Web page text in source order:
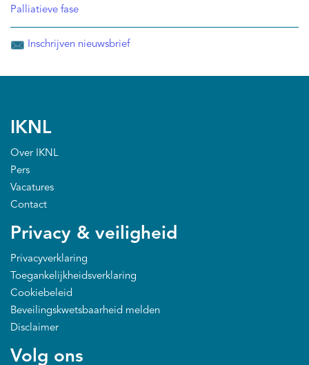
Palliatieve fase
Inschrijven nieuwsbrief
IKNL
Over IKNL
Pers
Vacatures
Contact
Privacy & veiligheid
Privacyverklaring
Toegankelijkheidsverklaring
Cookiebeleid
Beveilingskwetsbaarheid melden
Disclaimer
Volg ons